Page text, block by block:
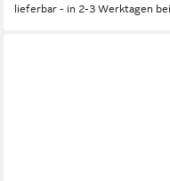
lieferbar - in 2-3 Werktagen